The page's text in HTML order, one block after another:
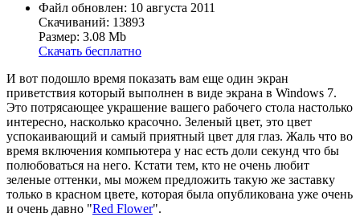
Файл обновлен: 10 августа 2011
Скачиваний: 13893
Размер: 3.08 Mb
Скачать бесплатно
И вот подошло время показать вам еще один экран
приветствия который выполнен в виде экрана в Windows 7.
Это потрясающее украшение вашего рабочего стола настолько
интересно, насколько красочно. Зеленый цвет, это цвет
успокаивающий и самый приятный цвет для глаз. Жаль что во
время включения компьютера у нас есть доли секунд что бы
полюбоваться на него. Кстати тем, кто не очень любит
зеленые оттенки, мы можем предложить такую же заставку
только в красном цвете, которая была опубликована уже очень
и очень давно "Red Flower".